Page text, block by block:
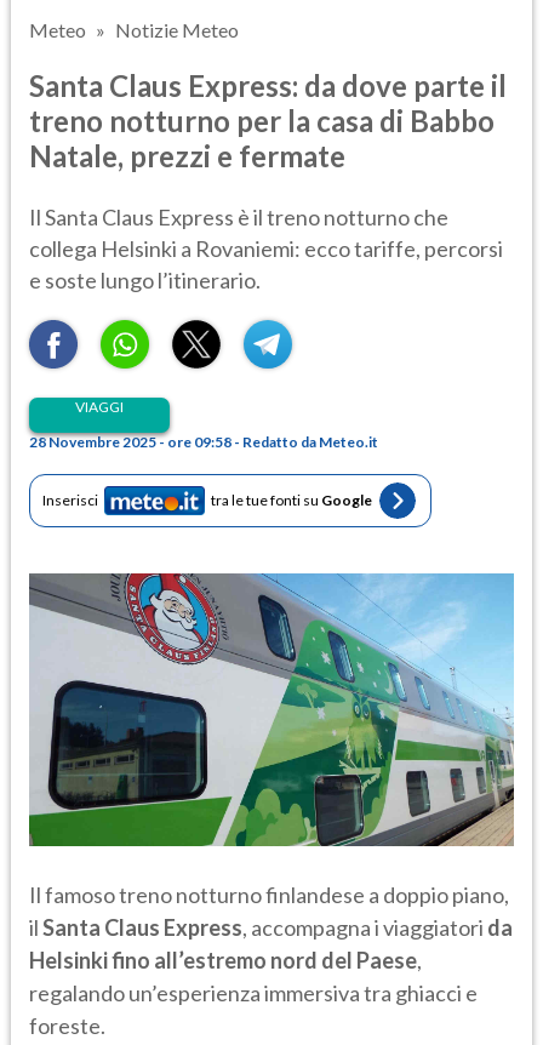
Meteo Notizie Meteo
Santa Claus Express: da dove parte il
treno notturno per la casa di Babbo
Natale, prezzi e fermate
Il Santa Claus Express è il treno notturno che
collega Helsinki a Rovaniemi: ecco tariffe, percorsi
e soste lungo l’itinerario.
VIAGGI
28 Novembre 2025 - ore 09:58 - Redatto da Meteo.it
Inserisci tra le tue fonti su Google
Il famoso treno notturno finlandese a doppio piano,
ilSanta Claus Express, accompagna i viaggiatori da
Helsinki fino all’estremo nord del Paese,
regalando un’esperienza immersiva tra ghiacci e
foreste.